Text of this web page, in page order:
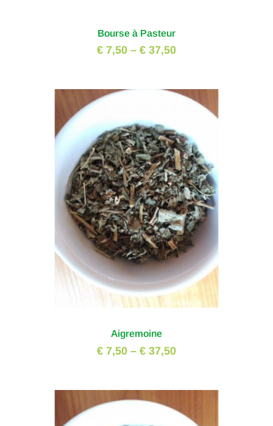
Bourse à Pasteur
€ 7,50– € 37,50
Aigremoine
€ 7,50– € 37,50